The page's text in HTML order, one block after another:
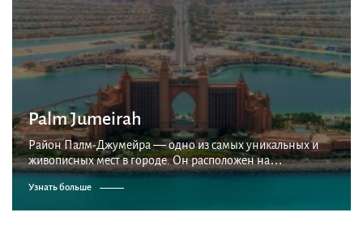
Palm Jumeirah
Район Палм-Джумейра — одно из самых уникальных и
живописных мест в городе. Он расположен на
искусственном острове в форме пальмы, построенном
компанией Nakheel на побережье Персидского залива.
Узнать больше